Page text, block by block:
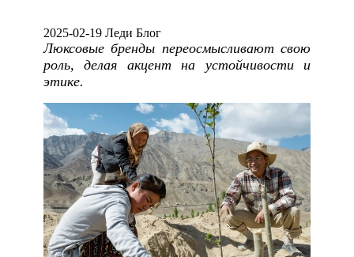
2025-02-19 Леди Блог
Люксовые бренды переосмысливают свою
роль, делая акцент на устойчивости и
этике.